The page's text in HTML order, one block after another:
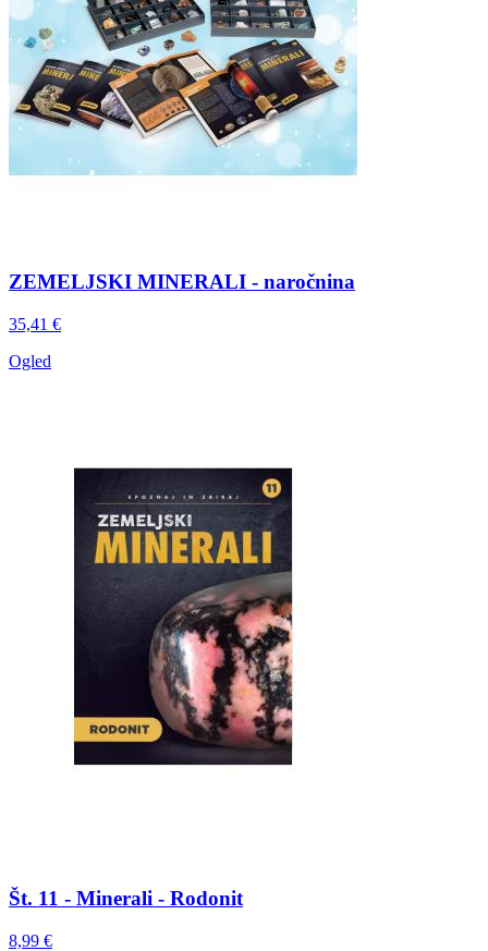
ZEMELJSKI MINERALI - naročnina
35,41 €
Ogled
Št. 11 - Minerali - Rodonit
8,99 €